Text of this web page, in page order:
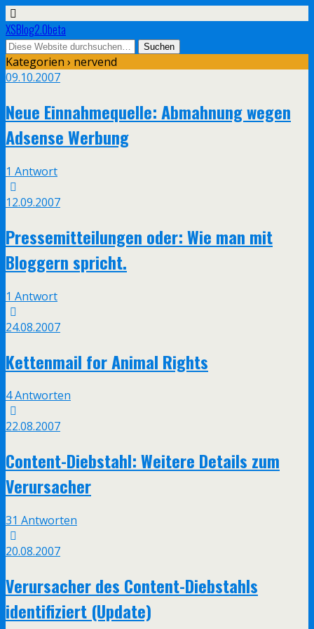
XSBlog2.0beta
Kategorien › nervend
09.10.2007
Neue Einnahmequelle: Abmahnung wegen
Adsense Werbung
1 Antwort
12.09.2007
Pressemitteilungen oder: Wie man mit
Bloggern spricht.
1 Antwort
24.08.2007
Kettenmail for Animal Rights
4 Antworten
22.08.2007
Content-Diebstahl: Weitere Details zum
Verursacher
31 Antworten
20.08.2007
Verursacher des Content-Diebstahls
identifiziert (Update)